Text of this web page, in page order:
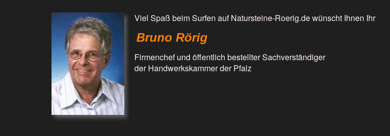
Viel Spaß beim Surfen auf Natursteine-Roerig.de wünscht Ihnen Ihr
Bruno Rörig
Firmenchef und öffentlich bestellter Sachverständiger
der Handwerkskammer der Pfalz